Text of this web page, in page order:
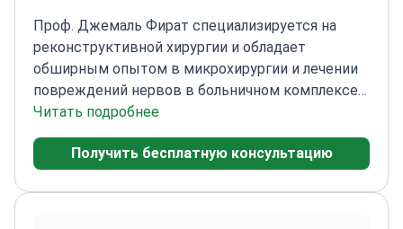
Проф. Джемаль Фират специализируется на
реконструктивной хирургии и обладает
обширным опытом в микрохирургии и лечении
повреждений нервов в больничном комплексе
Medical Park Antalya.
факультета Университета ИнёнюЭксперт в
области неотложной помощи при ожогах и
пластической и реконструктивной
Читать подробнее
Получить бесплатную консультацию